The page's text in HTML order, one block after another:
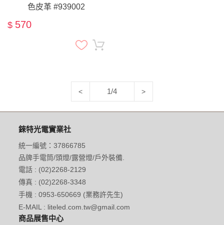
色皮革 #939002
$ 570
< 1/4 >
錸特光電實業社
統一編號：37866785
品牌手電筒/頭燈/露營燈/戶外裝備.
電話 : (02)2268-2129
傳真 : (02)2268-3348
手機 : 0953-650669 (業務許先生)
E-MAIL : liteled.com.tw@gmail.com
商品展售中心